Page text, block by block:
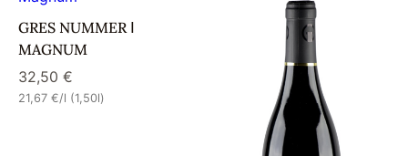
GRES NUMMER Ⅰ
MAGNUM
32,50 €
21,67 €/l (1,50l)